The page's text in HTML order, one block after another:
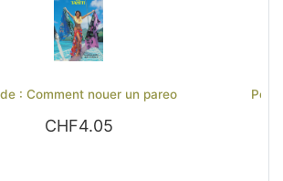
Polo brodé Hinano Tahiti - Noir
CHF27.29
Previous Next